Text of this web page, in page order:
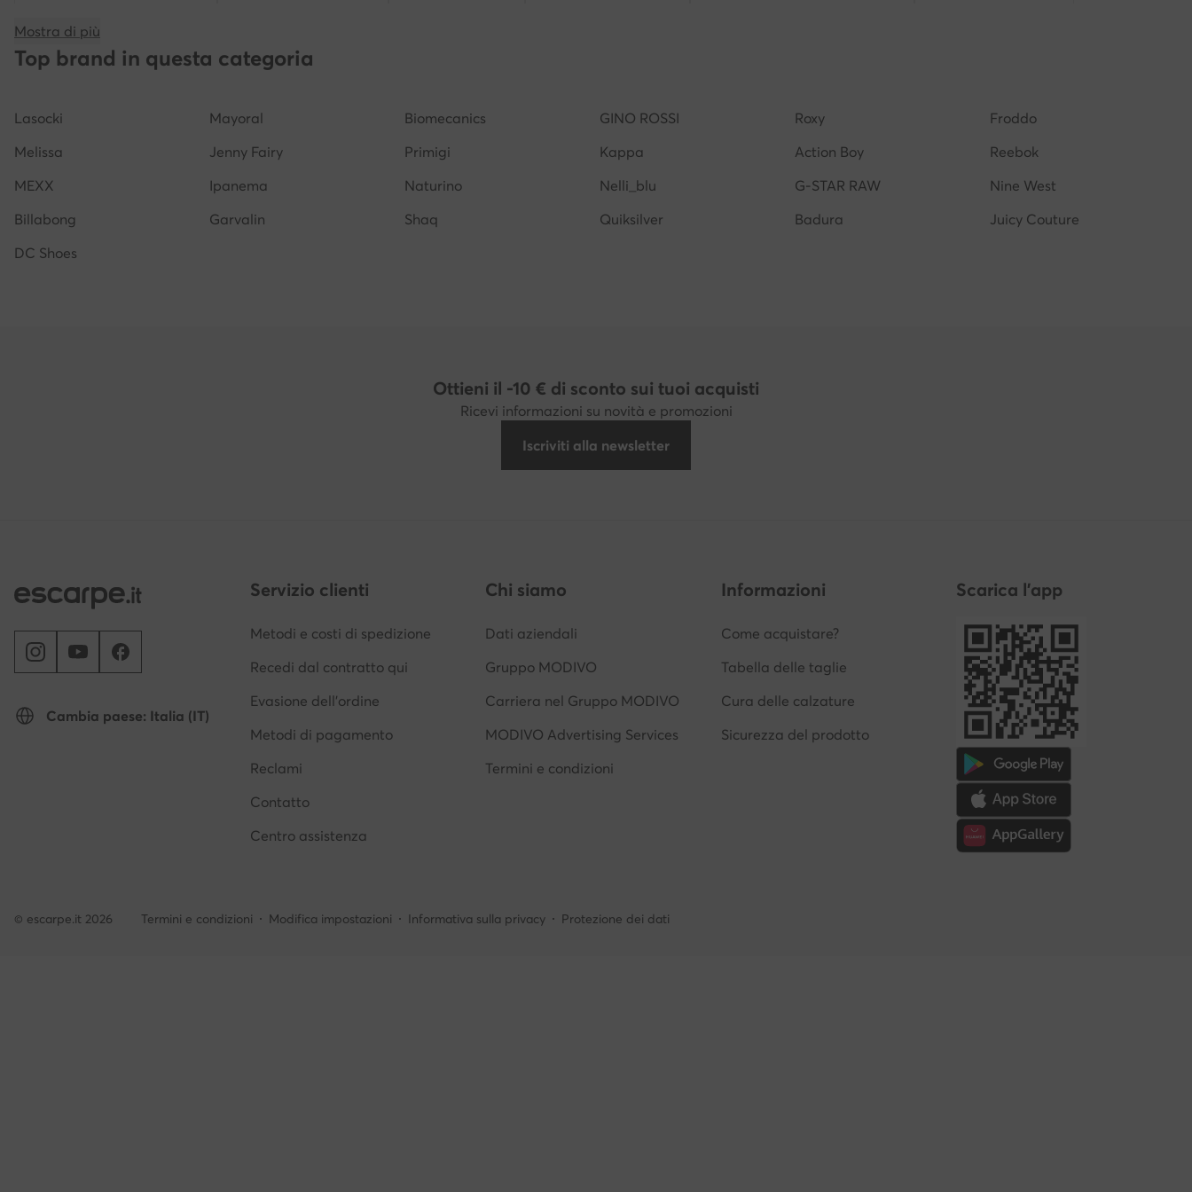
Reebok bambino Scarpe beige bambino
Mostra di più
Top brand in questa categoria
Lasocki Mayoral Biomecanics GINO ROSSI Roxy
Froddo
Melissa
Jenny Fairy Primigi Kappa Action Boy
Reebok
MEXX
Ipanema Naturino Nelli_blu G-STAR RAW
Nine West
Billabong
Garvalin Shaq Quiksilver Badura
Juicy Couture
DC Shoes
Ottieni il -10 € di sconto sui tuoi acquisti
Ricevi informazioni su novità e promozioni
Iscriviti alla newsletter
Cambia paese: Italia (IT)
Servizio clienti
Metodi e costi di spedizione
Recedi dal contratto qui
Evasione dell'ordine
Metodi di pagamento
Reclami
Contatto
Centro assistenza
Chi siamo
Dati aziendali
Gruppo MODIVO
Carriera nel Gruppo MODIVO
MODIVO Advertising Services
Termini e condizioni
Informazioni
Come acquistare?
Tabella delle taglie
Cura delle calzature
Sicurezza del prodotto
Scarica l'app
© escarpe.it 2026 Termini e condizioni Modifica impostazioni Informativa sulla privacy Protezione dei dati